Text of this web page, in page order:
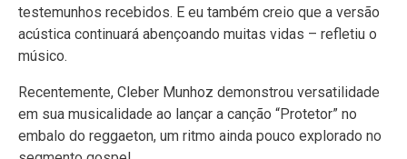
testemunhos recebidos. E eu também creio que a versão
acústica continuará abençoando muitas vidas – refletiu o
músico.
Recentemente, Cleber Munhoz demonstrou versatilidade
em sua musicalidade ao lançar a canção “Protetor” no
embalo do reggaeton, um ritmo ainda pouco explorado no